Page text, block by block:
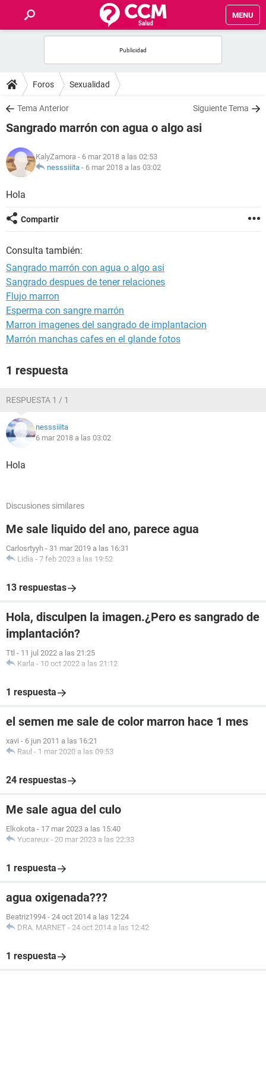
MENU
FOROS
SALUD
FAMILIA
NUTRICIÓN
BIENESTAR
SEXUALIDAD
Foros Sexualidad
Tema Anterior Siguiente Tema
Sangrado marrón con agua o algo asi
KalyZamora - 6 mar 2018 a las 02:53
nesssiiita - 6 mar 2018 a las 03:02
Hola
Compartir
Consulta también:
Sangrado marrón con agua o algo asi
Sangrado despues de tener relaciones
Flujo marron
Esperma con sangre marrón
Marron imagenes del sangrado de implantacion
Marrón manchas cafes en el glande fotos
1 respuesta
RESPUESTA 1 / 1
nesssiiita
6 mar 2018 a las 03:02
Hola
Discusiones similares
Me sale liquido del ano, parece agua
Carlosrtyyh - 31 mar 2019 a las 16:31
Lidia - 7 feb 2023 a las 19:52
13 respuestas
Hola, disculpen la imagen.¿Pero es sangrado de
implantación?
Ttl - 11 jul 2022 a las 21:25
Karla - 10 oct 2022 a las 21:12
1 respuesta
el semen me sale de color marron hace 1 mes
xavi - 6 jun 2011 a las 16:21
Raul - 1 mar 2020 a las 09:53
24 respuestas
Me sale agua del culo
Elkokota - 17 mar 2023 a las 15:40
Yucareux - 20 mar 2023 a las 22:33
1 respuesta
agua oxigenada???
Beatriz1994 - 24 oct 2014 a las 12:24
DRA. MARNET - 24 oct 2014 a las 12:42
1 respuesta